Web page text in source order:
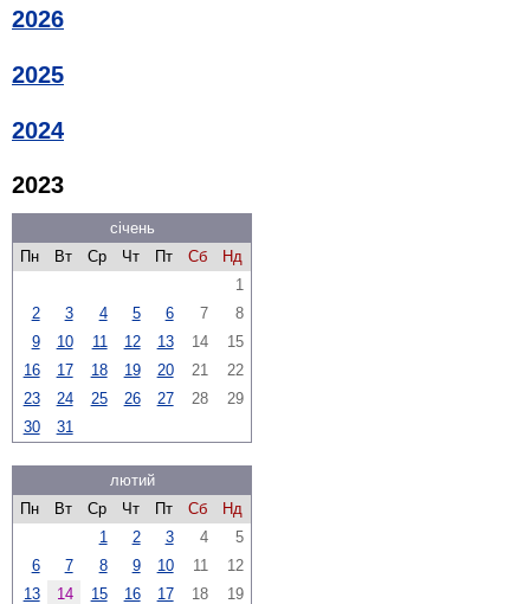
2026
2025
2024
2023
січень
Пн
Вт Ср Чт Пт Сб
Нд
1
2
3 4 5 6 7
8
9
10 11 12 13 14
15
16
17 18 19 20 21
22
23
24 25 26 27 28
29
30
31
лютий
Пн
Вт Ср Чт Пт Сб
Нд
1
2 3 4
5
6
7 8 9 10 11
12
13
14 15 16 17 18
19